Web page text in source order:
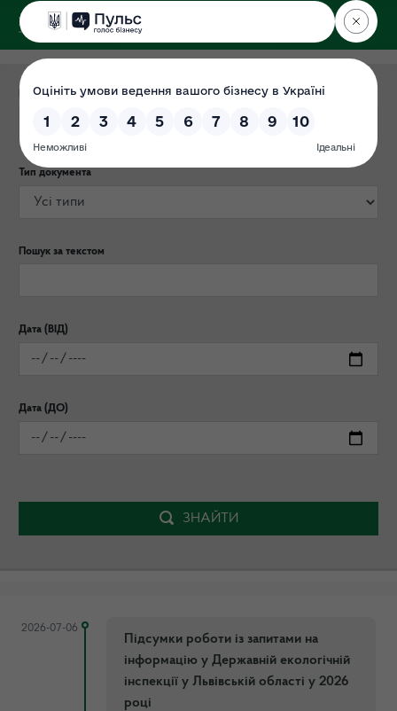
ДЕРЖЕКОІНСПЕКЦІЯ
у Львівській області
Категорія публікації
Тип документа
Пошук за текстом
Дата (ВІД)
Дата (ДО)
ЗНАЙТИ
2026-07-06
Підсумки роботи із запитами на
інформацію у Державній екологічній
інспекції у Львівській області у 2026
році